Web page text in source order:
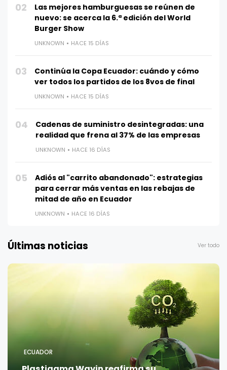
02
Las mejores hamburguesas se reúnen de
nuevo: se acerca la 6.ª edición del World
Burger Show
UNKNOWN HACE 15 DÍAS
03
Continúa la Copa Ecuador: cuándo y cómo
ver todos los partidos de los 8vos de final
UNKNOWN HACE 15 DÍAS
04
Cadenas de suministro desintegradas: una
realidad que frena al 37% de las empresas
UNKNOWN HACE 16 DÍAS
05
Adiós al "carrito abandonado": estrategias
para cerrar más ventas en las rebajas de
mitad de año en Ecuador
UNKNOWN HACE 16 DÍAS
Últimas noticias Ver todo
ECUADOR